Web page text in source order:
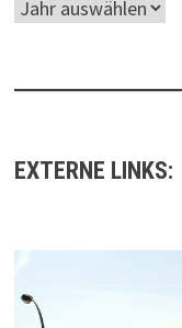
EXTERNE LINKS: